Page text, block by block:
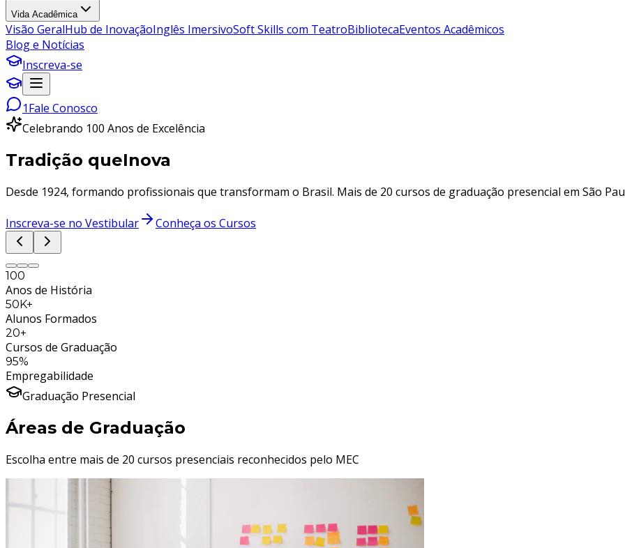
Vida Acadêmica
Visão GeralHub de InovaçãoInglês ImersivoSoft Skills com TeatroBibliotecaEventos Acadêmicos
Blog e Notícias
Inscreva-se
1Fale Conosco
Celebrando 100 Anos de Excelência
Tradição queInova
Desde 1924, formando profissionais que transformam o Brasil. Mais de 20 cursos de graduação presencial em São
Inscreva-se no Vestibular Conheça os Cursos
100
Anos de História
50K+
Alunos Formados
20+
Cursos de Graduação
95%
Empregabilidade
Graduação Presencial
Áreas de Graduação
Escolha entre mais de 20 cursos presenciais reconhecidos pelo MEC